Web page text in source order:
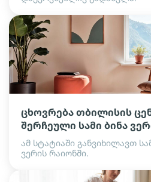
ცხოვრება თბილისის
შერჩეული სამი ბინა
ამ სტატიაში განვიხილავთ
ვერის რაიონში.